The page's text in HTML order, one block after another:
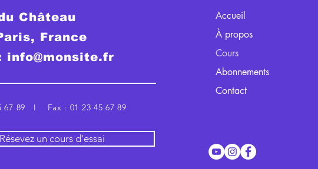
Château
France
info@monsite.fr
67 89 I Fax : 01 23 45 67 89
Résevez un cours d'essai
Accueil
À propos
Cours
Abonnements
Contact